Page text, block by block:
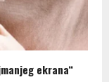
ekrana“